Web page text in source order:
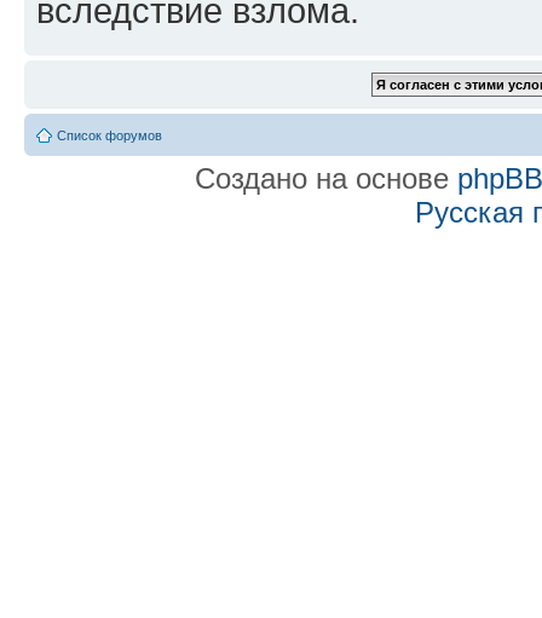
вследствие взлома.
Список форумов
Создано на основе phpBB
Русская